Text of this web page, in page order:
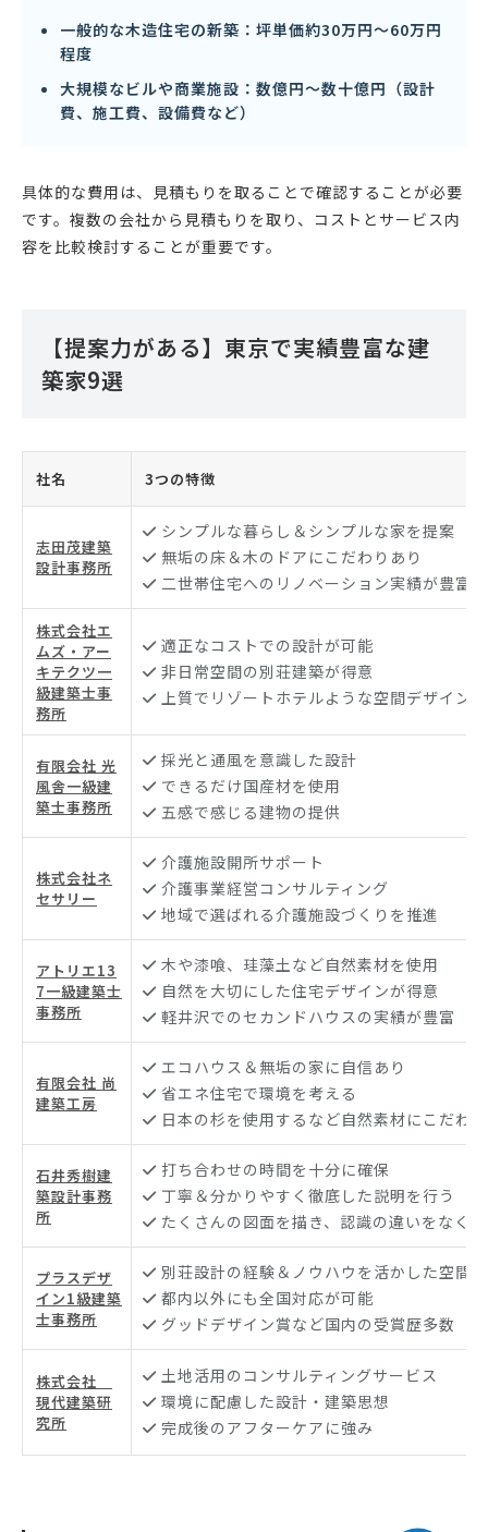
一般的な木造住宅の新築：坪単価約30万円〜60万円
程度
大規模なビルや商業施設：数億円〜数十億円（設計
費、施工費、設備費など）
具体的な費用は、見積もりを取ることで確認することが必要
です。複数の会社から見積もりを取り、コストとサービス内
容を比較検討することが重要です。
【提案力がある】東京で実績豊富な建
築家9選
社名 3つの特徴
志田茂建築
設計事務所
シンプルな暮らし＆シンプルな家を提案
無垢の床＆木のドアにこだわりあり
二世帯住宅へのリノベーション実績が豊富
株式会社エ
ムズ・アー
キテクツ一
級建築士事
務所
適正なコストでの設計が可能
非日常空間の別荘建築が得意
上質でリゾートホテルような空間デザイン
有限会社 光
風舎一級建
築士事務所
採光と通風を意識した設計
できるだけ国産材を使用
五感で感じる建物の提供
株式会社ネ
セサリー
介護施設開所サポート
介護事業経営コンサルティング
地域で選ばれる介護施設づくりを推進
アトリエ13
7一級建築士
事務所
木や漆喰、珪藻土など自然素材を使用
自然を大切にした住宅デザインが得意
軽井沢でのセカンドハウスの実績が豊富
有限会社 尚
建築工房
エコハウス＆無垢の家に自信あり
省エネ住宅で環境を考える
日本の杉を使用するなど自然素材にこだわ
石井秀樹建
築設計事務
所
打ち合わせの時間を十分に確保
丁寧＆分かりやすく徹底した説明を行う
たくさんの図面を描き、認識の違いをなくす
プラスデザ
イン1級建築
士事務所
別荘設計の経験＆ノウハウを活かした空間
都内以外にも全国対応が可能
グッドデザイン賞など国内の受賞歴多数
株式会社
現代建築研
究所
土地活用のコンサルティングサービス
環境に配慮した設計・建築思想
完成後のアフターケアに強み